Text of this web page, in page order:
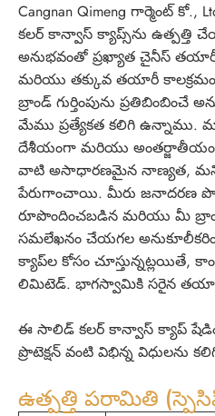
Cangnan Qimeng గార్మెంట్
కలర్ కాన్వాస్ క్యాప్స్‌ను ఉత్పత్తి
అనుభవంతో ప్రఖ్యాత చైనీస్
మరియు తక్కువ తయారీ
బ్రాండ్ గుర్తింపును ప్రతిబింబించే
మేము ప్రత్యేకత కలిగి
దేశీయంగా మరియు
వాటి అసాధారణమైన నాణ్యత,
పేరుగాంచాయి. మీరు జనాదరణ
రూపొందించబడిన మరియు మీ బ్రాండ్
సమలేఖనం చేయగల
క్యాప్‌ల కోసం చూస్తున్నట్లయితే,
లిమిటెడ్. భాగస్వామికి సరైన
ఈ సాలిడ్ కలర్ కాన్వాస్ క్యాప్
ప్రొటెక్షన్ వంటి విభిన్న విధులను
ఉత్పత్తి పరామితి